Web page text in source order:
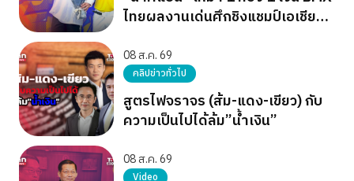
ไทยผลงานเด่นศึกชิงแชมป์เอเชีย
08 ส.ค. 69
คลิปข่าวทั่วไป
สูตรไฟจราจร (ส้ม-แดง-เขียว) กับ
ความเป็นไปได้ล้ม”น้ำเงิน”
08 ส.ค. 69
Video